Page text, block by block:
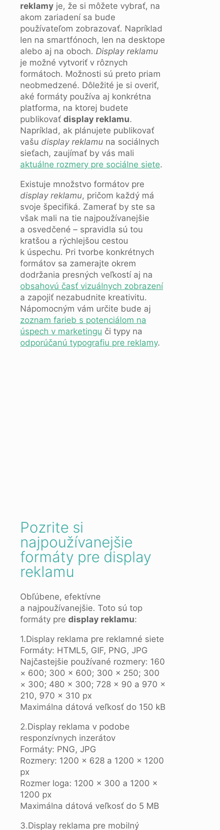
reklamy je, že si môžete vybrať, na
akom zariadení sa bude
používateľom zobrazovať. Napríklad
len na smartfónoch, len na desktope
alebo aj na oboch. Display reklamu
je možné vytvoriť v rôznych
formátoch. Možnosti sú preto priam
neobmedzené. Dôležité je si overiť,
aké formáty používa aj konkrétna
platforma, na ktorej budete
publikovať display reklamu.
Napríklad, ak plánujete publikovať
vašu display reklamu na sociálnych
sieťach, zaujímať by vás mali
aktuálne rozmery pre sociálne siete.
Existuje množstvo formátov pre
display reklamu, pričom každý má
svoje špecifiká. Zamerať by ste sa
však mali na tie najpoužívanejšie
a osvedčené – spravidla sú tou
kratšou a rýchlejšou cestou
k úspechu. Pri tvorbe konkrétnych
formátov sa zamerajte okrem
dodržania presných veľkostí aj na
obsahovú časť vizuálnych zobrazení
a zapojiť nezabudnite kreativitu.
Nápomocným vám určite bude aj
zoznam farieb s potenciálom na
úspech v marketingu či typy na
odporúčanú typografiu pre reklamy.
Pozrite si
najpoužívanejšie
formáty pre display
reklamu
Obľúbene, efektívne
a najpoužívanejšie. Toto sú top
formáty pre display reklamu:
1.Display reklama pre reklamné siete
Formáty: HTML5, GIF, PNG, JPG
Najčastejšie používané rozmery: 160
× 600; 300 × 600; 300 × 250; 300
× 300; 480 × 300; 728 × 90 a 970 ×
210, 970 × 310 px
Maximálna dátová veľkosť do 150 kB
2.Display reklama v podobe
responzívnych inzerátov
Formáty: PNG, JPG
Rozmery: 1200 × 628 a 1200 × 1200
px
Rozmer loga: 1200 × 300 a 1200 ×
1200 px
Maximálna dátová veľkosť do 5 MB
3.Display reklama pre mobilný